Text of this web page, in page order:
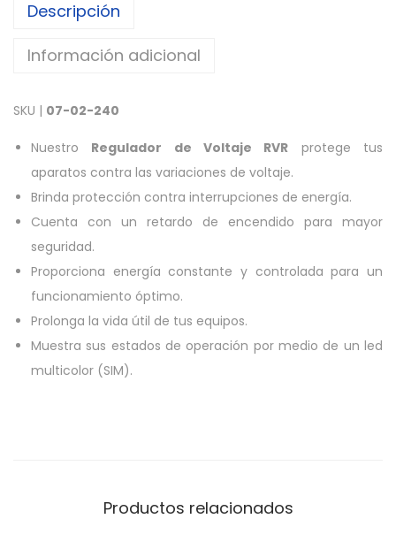
Descripción
Información adicional
SKU | 07-02-240
Nuestro Regulador de Voltaje RVR protege tus
aparatos contra las variaciones de voltaje.
Brinda protección contra interrupciones de energía.
Cuenta con un retardo de encendido para mayor
seguridad.
Proporciona energía constante y controlada para un
funcionamiento óptimo.
Prolonga la vida útil de tus equipos.
Muestra sus estados de operación por medio de un led
multicolor (SIM).
Productos relacionados